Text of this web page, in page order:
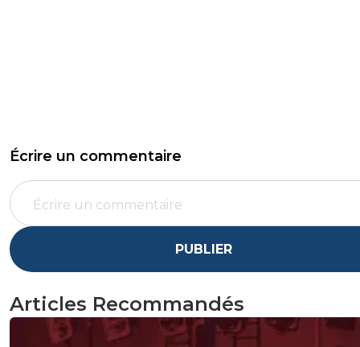
Écrire un commentaire
PUBLIER
Articles Recommandés